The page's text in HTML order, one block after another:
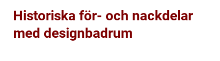
Historiska för- och nackdelar
med designbadrum